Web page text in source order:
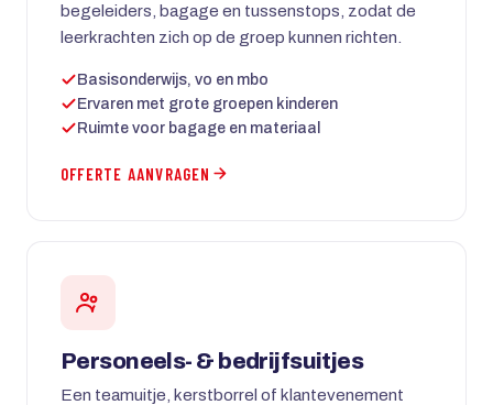
begeleiders, bagage en tussenstops, zodat de
leerkrachten zich op de groep kunnen richten.
Basisonderwijs, vo en mbo
Ervaren met grote groepen kinderen
Ruimte voor bagage en materiaal
OFFERTE AANVRAGEN
Personeels- & bedrijfsuitjes
Een teamuitje, kerstborrel of klantevenement